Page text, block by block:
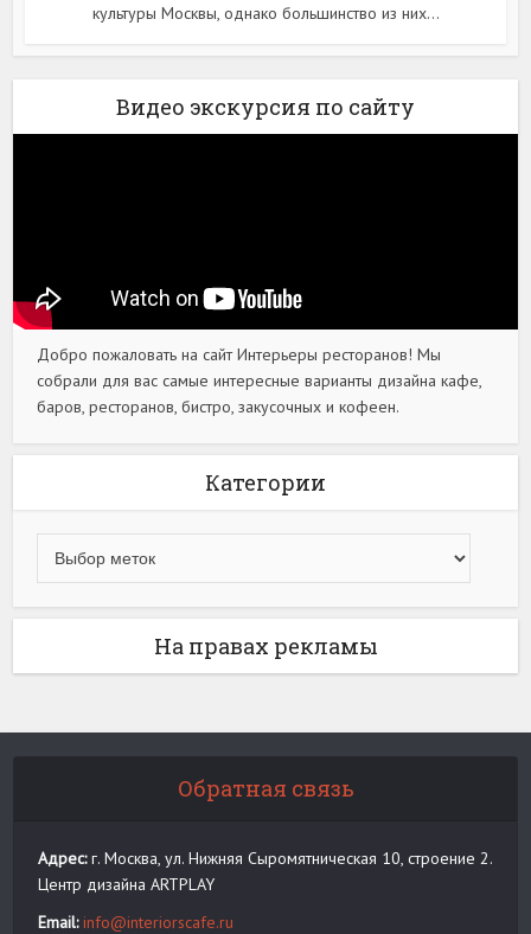
культуры Москвы, однако большинство из них...
Видео экскурсия по сайту
Добро пожаловать на сайт Интерьеры ресторанов! Мы
собрали для вас самые интересные варианты дизайна кафе,
баров, ресторанов, бистро, закусочных и кофеен.
Категории
На правах рекламы
Обратная связь
Адрес:г. Москва, ул. Нижняя Сыромятническая 10, строение 2.
Центр дизайна ARTPLAY
Email: info@interiorscafe.ru